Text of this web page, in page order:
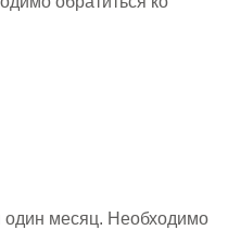
один месяц. Необходимо